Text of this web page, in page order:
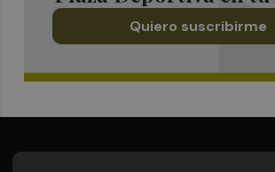
Quiero suscribirme